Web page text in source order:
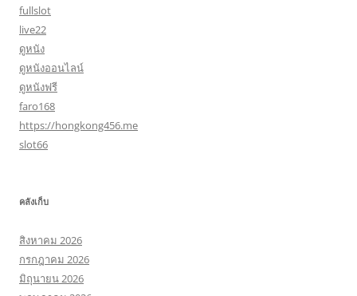
fullslot
live22
ดูหนัง
ดูหนังออนไลน์
ดูหนังฟรี
faro168
https://hongkong456.me
slot66
คลังเก็บ
สิงหาคม 2026
กรกฎาคม 2026
มิถุนายน 2026